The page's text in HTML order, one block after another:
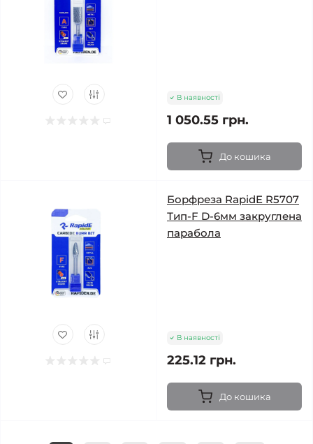
В наявності
1 050.55 грн.
До кошика
Борфреза RapidE R5707
Тип-F D-6мм закруглена
парабола
В наявності
225.12 грн.
До кошика